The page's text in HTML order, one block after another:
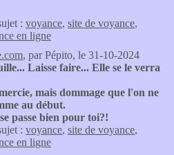
: voyance, site de voyance,
en ligne
, par Pépito, le 31-10-2024
Laisse faire... Elle se le verra
mais dommage que l'on ne
au début.
passe bien pour toi?!
: voyance, site de voyance,
en ligne